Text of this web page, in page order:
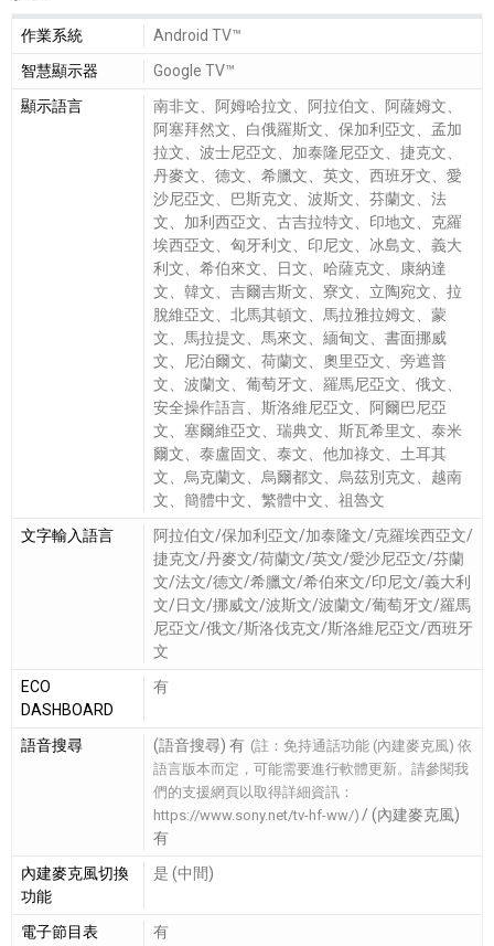
軟體細節敘述
作業系統
Android TV™
智慧顯示器
Google TV™
顯示語言
南非文、阿姆哈拉文、阿拉伯文、阿薩姆文、
阿塞拜然文、白俄羅斯文、保加利亞文、孟加
拉文、波士尼亞文、加泰隆尼亞文、捷克文、
丹麥文、德文、希臘文、英文、西班牙文、愛
沙尼亞文、巴斯克文、波斯文、芬蘭文、法
文、加利西亞文、古吉拉特文、印地文、克羅
埃西亞文、匈牙利文、印尼文、冰島文、義大
利文、希伯來文、日文、哈薩克文、康納達
文、韓文、吉爾吉斯文、寮文、立陶宛文、拉
脫維亞文、北馬其頓文、馬拉雅拉姆文、蒙
文、馬拉提文、馬來文、緬甸文、書面挪威
文、尼泊爾文、荷蘭文、奧里亞文、旁遮普
文、波蘭文、葡萄牙文、羅馬尼亞文、俄文、
安全操作語言、斯洛維尼亞文、阿爾巴尼亞
文、塞爾維亞文、瑞典文、斯瓦希里文、泰米
爾文、泰盧固文、泰文、他加祿文、土耳其
文、烏克蘭文、烏爾都文、烏茲別克文、越南
文、簡體中文、繁體中文、祖魯文
文字輸入語言
阿拉伯文/保加利亞文/加泰隆文/克羅埃西亞文/
捷克文/丹麥文/荷蘭文/英文/愛沙尼亞文/芬蘭
文/法文/德文/希臘文/希伯來文/印尼文/義大利
文/日文/挪威文/波斯文/波蘭文/葡萄牙文/羅馬
尼亞文/俄文/斯洛伐克文/斯洛維尼亞文/西班牙
文
ECO
DASHBOARD
有
語音搜尋 (語音搜尋) 有 (註：免持通話功能 (內建麥克風) 依
語言版本而定，可能需要進行軟體更新。請參閱我
們的支援網頁以取得詳細資訊：
https://www.sony.net/tv-hf-ww/) / (內建麥克風)
有
內建麥克風切換
功能
是 (中間)
電子節目表
有